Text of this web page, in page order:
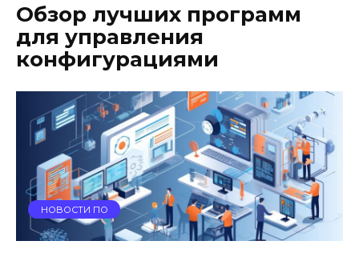
Обзор лучших программ
для управления
конфигурациями
НОВОСТИ ПО